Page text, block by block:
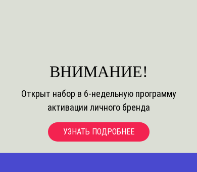
ВНИМАНИЕ!
Открыт набор в 6-недельную программу
активации личного бренда
УЗНАТЬ ПОДРОБНЕЕ